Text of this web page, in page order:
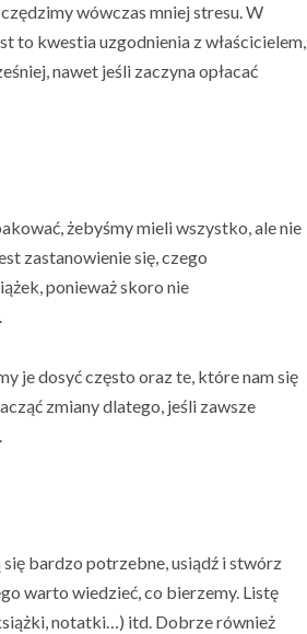
wówczas mniej stresu. W
to kwestia uzgodnienia z właścicielem,
nawet jeśli zaczyna opłacać
żebyśmy mieli wszystko, ale nie
zastanowienie się, czego
ponieważ skoro nie
je dosyć często oraz te, które nam się
zmiany dlatego, jeśli zawsze
bardzo potrzebne, usiądź i stwórz
warto wiedzieć, co bierzemy. Listę
notatki…) itd. Dobrze również